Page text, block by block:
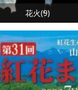
花火(9)